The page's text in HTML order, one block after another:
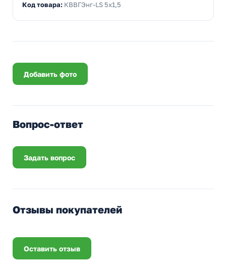
Код товара: КВВГЭнг-LS 5х1,5
Добавить фото
Вопрос-ответ
Задать вопрос
Отзывы покупателей
Оставить отзыв